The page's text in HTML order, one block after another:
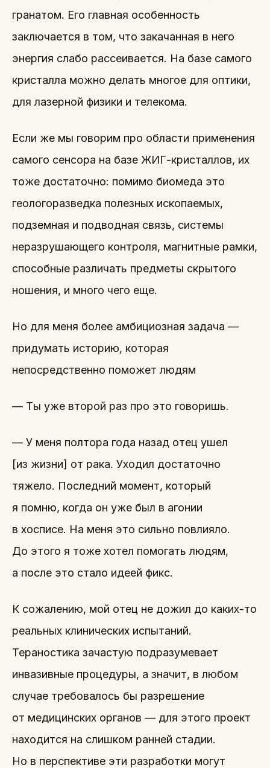
гранатом. Его главная особенность
заключается в том, что закачанная в него
энергия слабо рассеивается. На базе самого
кристалла можно делать многое для оптики,
для лазерной физики и телекома.
Если же мы говорим про области применения
самого сенсора на базе ЖИГ-кристаллов, их
тоже достаточно: помимо биомеда это
геологоразведка полезных ископаемых,
подземная и подводная связь, системы
неразрушающего контроля, магнитные рамки,
способные различать предметы скрытого
ношения, и много чего еще.
Но для меня более амбициозная задача —
придумать историю, которая
непосредственно поможет людям
— Ты уже второй раз про это говоришь.
— У меня полтора года назад отец ушел
[из жизни] от рака. Уходил достаточно
тяжело. Последний момент, который
я помню, когда он уже был в агонии
в хосписе. На меня это сильно повлияло.
До этого я тоже хотел помогать людям,
а после это стало идеей фикс.
К сожалению, мой отец не дожил до каких-то
реальных клинических испытаний.
Тераностика зачастую подразумевает
инвазивные процедуры, а значит, в любом
случае требовалось бы разрешение
от медицинских органов — для этого проект
находится на слишком ранней стадии.
Но в перспективе эти разработки могут